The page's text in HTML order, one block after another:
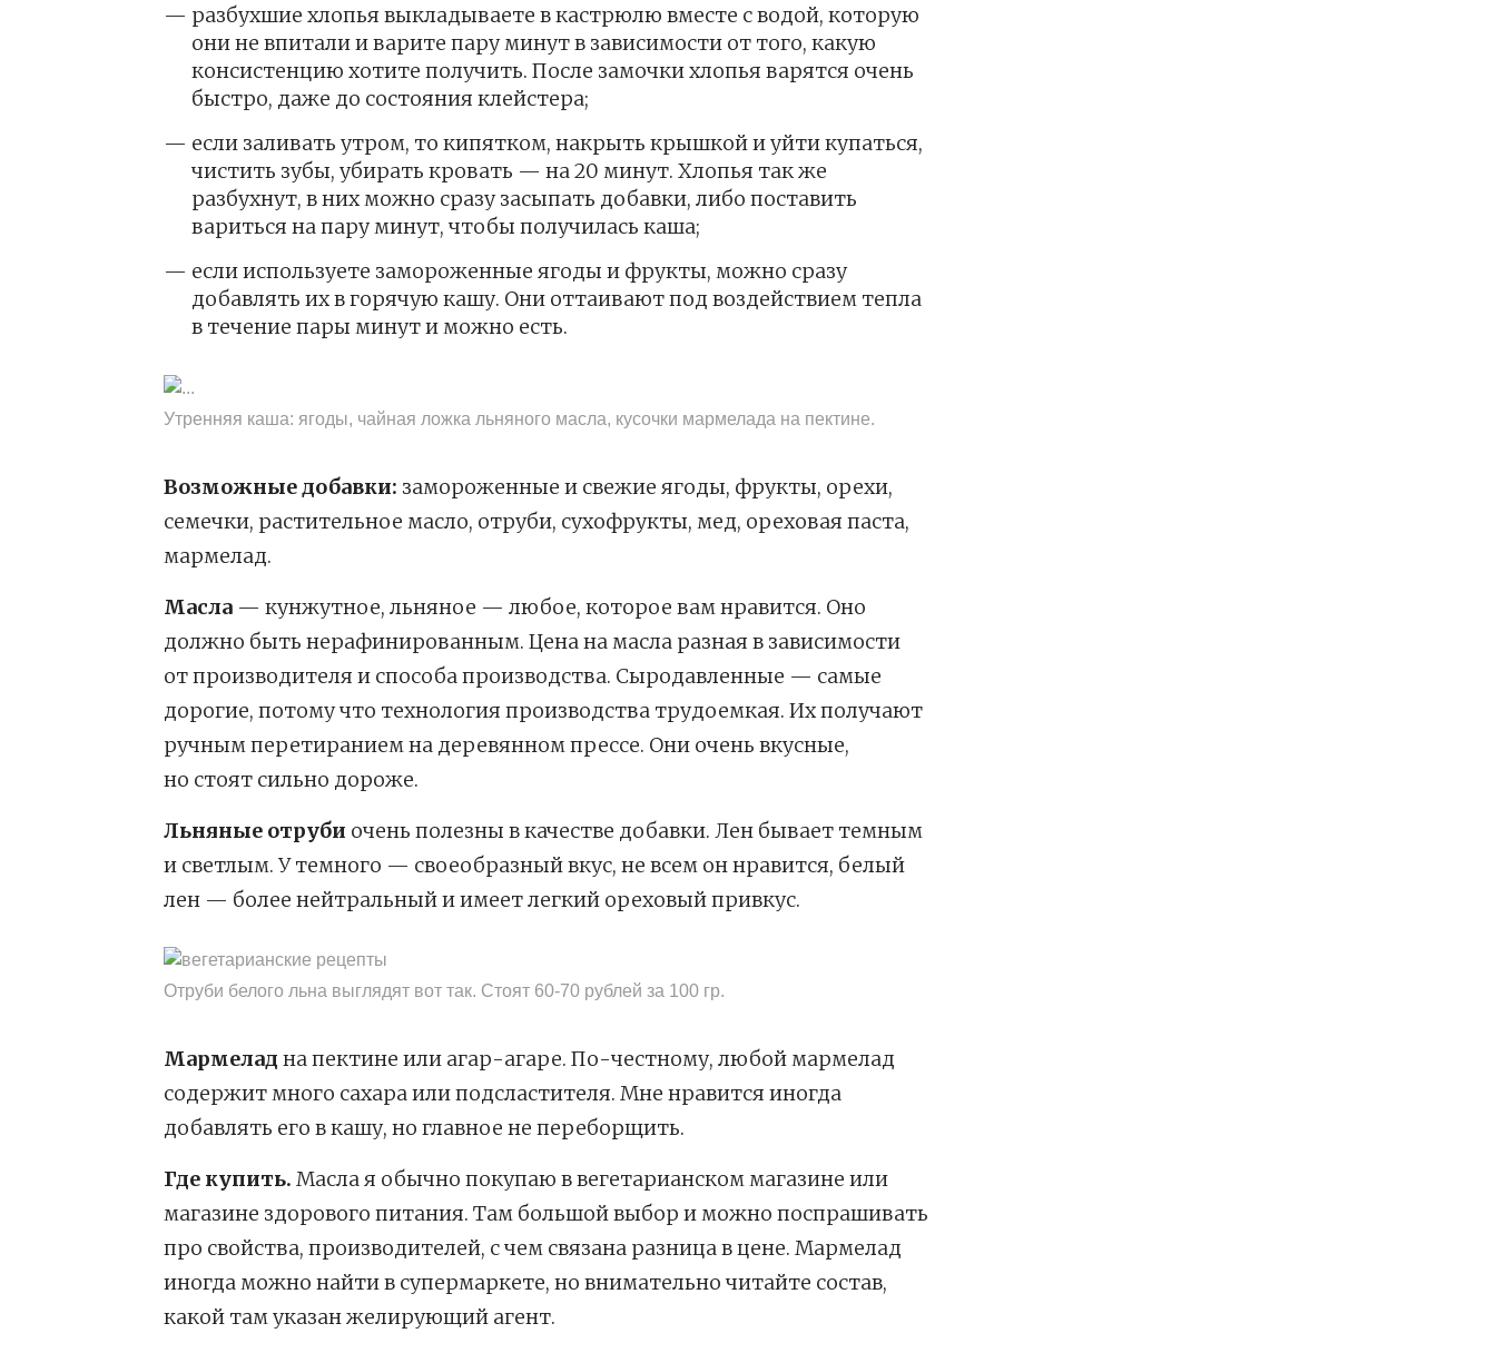
разбухшие хлопья выкладываете в кастрюлю вместе с водой, которую
они не впитали и варите пару минут в зависимости от того, какую
консистенцию хотите получить. После замочки хлопья варятся очень
быстро, даже до состояния клейстера;
если заливать утром, то кипятком, накрыть крышкой и уйти купаться,
чистить зубы, убирать кровать — на 20 минут. Хлопья так же
разбухнут, в них можно сразу засыпать добавки, либо поставить
вариться на пару минут, чтобы получилась каша;
если используете замороженные ягоды и фрукты, можно сразу
добавлять их в горячую кашу. Они оттаивают под воздействием тепла
в течение пары минут и можно есть.
Утренняя каша: ягоды, чайная ложка льняного масла, кусочки мармелада на пектине.
Возможные добавки: замороженные и свежие ягоды, фрукты, орехи,
семечки, растительное масло, отруби, сухофрукты, мед, ореховая паста,
мармелад.
Масла — кунжутное, льняное — любое, которое вам нравится. Оно
должно быть нерафинированным. Цена на масла разная в зависимости
от производителя и способа производства. Сыродавленные — самые
дорогие, потому что технология производства трудоемкая. Их получают
ручным перетиранием на деревянном прессе. Они очень вкусные,
но стоят сильно дороже.
Льняные отруби очень полезны в качестве добавки. Лен бывает темным
и светлым. У темного — своеобразный вкус, не всем он нравится, белый
лен — более нейтральный и имеет легкий ореховый привкус.
Отруби белого льна выглядят вот так. Стоят 60-70 рублей за 100 гр.
Мармелад на пектине или агар-агаре. По-честному, любой мармелад
содержит много сахара или подсластителя. Мне нравится иногда
добавлять его в кашу, но главное не переборщить.
Где купить. Масла я обычно покупаю в вегетарианском магазине или
магазине здорового питания. Там большой выбор и можно поспрашивать
про свойства, производителей, с чем связана разница в цене. Мармелад
иногда можно найти в супермаркете, но внимательно читайте состав,
какой там указан желирующий агент.